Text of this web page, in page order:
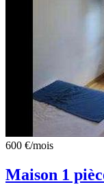
600 €/mois
Maison 1